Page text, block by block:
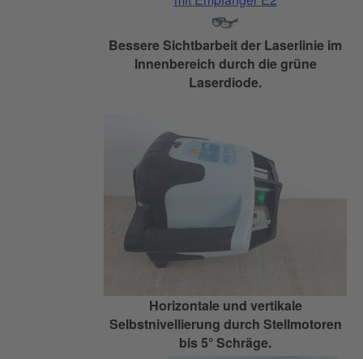
Bessere Sichtbarbeit der Laserlinie im
Innenbereich durch die grüne
Laserdiode.
Horizontale und vertikale
Selbstnivellierung durch Stellmotoren
bis 5° Schräge.